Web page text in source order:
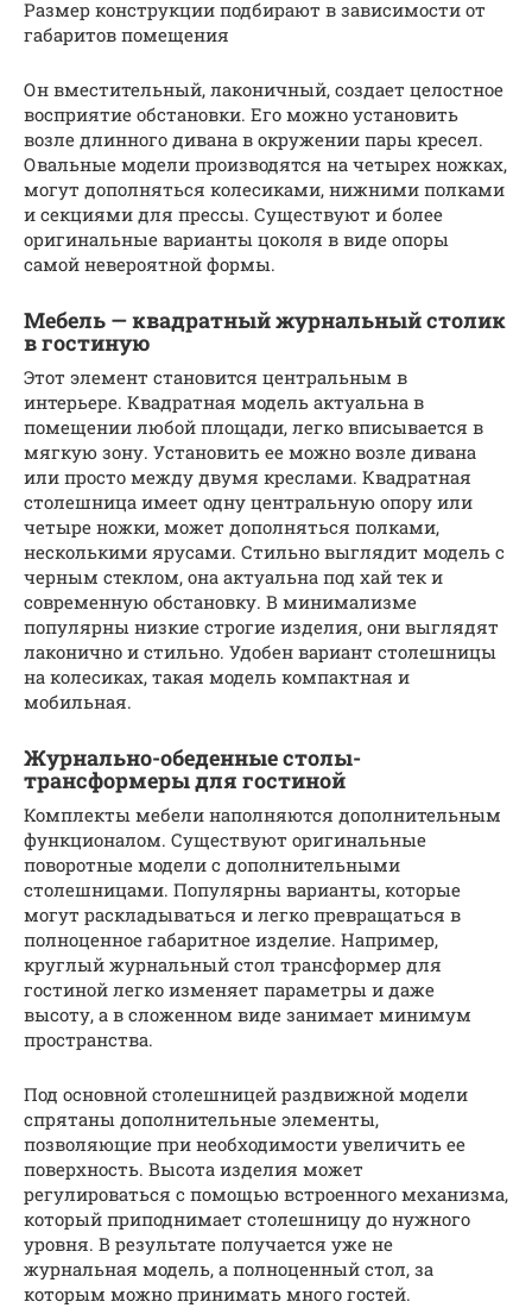
Размер конструкции подбирают в зависимости от
габаритов помещения
Он вместительный, лаконичный, создает целостное
восприятие обстановки. Его можно установить
возле длинного дивана в окружении пары кресел.
Овальные модели производятся на четырех ножках,
могут дополняться колесиками, нижними полками
и секциями для прессы. Существуют и более
оригинальные варианты цоколя в виде опоры
самой невероятной формы.
Мебель — квадратный журнальный столик
в гостиную
Этот элемент становится центральным в
интерьере. Квадратная модель актуальна в
помещении любой площади, легко вписывается в
мягкую зону. Установить ее можно возле дивана
или просто между двумя креслами. Квадратная
столешница имеет одну центральную опору или
четыре ножки, может дополняться полками,
несколькими ярусами. Стильно выглядит модель с
черным стеклом, она актуальна под хай тек и
современную обстановку. В минимализме
популярны низкие строгие изделия, они выглядят
лаконично и стильно. Удобен вариант столешницы
на колесиках, такая модель компактная и
мобильная.
Журнально-обеденные столы-
трансформеры для гостиной
Комплекты мебели наполняются дополнительным
функционалом. Существуют оригинальные
поворотные модели с дополнительными
столешницами. Популярны варианты, которые
могут раскладываться и легко превращаться в
полноценное габаритное изделие. Например,
круглый журнальный стол трансформер для
гостиной легко изменяет параметры и даже
высоту, а в сложенном виде занимает минимум
пространства.
Под основной столешницей раздвижной модели
спрятаны дополнительные элементы,
позволяющие при необходимости увеличить ее
поверхность. Высота изделия может
регулироваться с помощью встроенного механизма,
который приподнимает столешницу до нужного
уровня. В результате получается уже не
журнальная модель, а полноценный стол, за
которым можно принимать много гостей.